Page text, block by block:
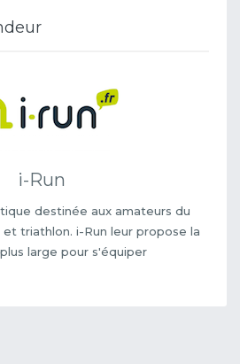
i-Run
destinée aux amateurs du
et triathlon. i-Run leur propose la
large pour s'équiper